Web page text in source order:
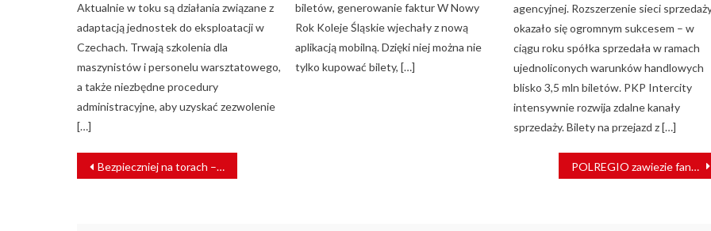
Aktualnie w toku są działania związane z
adaptacją jednostek do eksploatacji w
Czechach. Trwają szkolenia dla
maszynistów i personelu warsztatowego,
a także niezbędne procedury
administracyjne, aby uzyskać zezwolenie
[…]
biletów, generowanie faktur W Nowy
Rok Koleje Śląskie wjechały z nową
aplikacją mobilną. Dzięki niej można nie
tylko kupować bilety, […]
agencyjnej. Rozszerzenie sieci
okazało się ogromnym sukcesem – w
ciągu roku spółka sprzedała w ramach
ujednoliconych warunków handlowych
blisko 3,5 mln biletów. PKP Intercity
intensywnie rozwija zdalne kanały
sprzedaży. Bilety na przejazd z […]
NAWIGACJA
WPISU
Bezpieczniej na torach – PLK buduje bezkolizyjne skrzyżowania POLREGIO zawiezie fanów na Pol’and’Rock